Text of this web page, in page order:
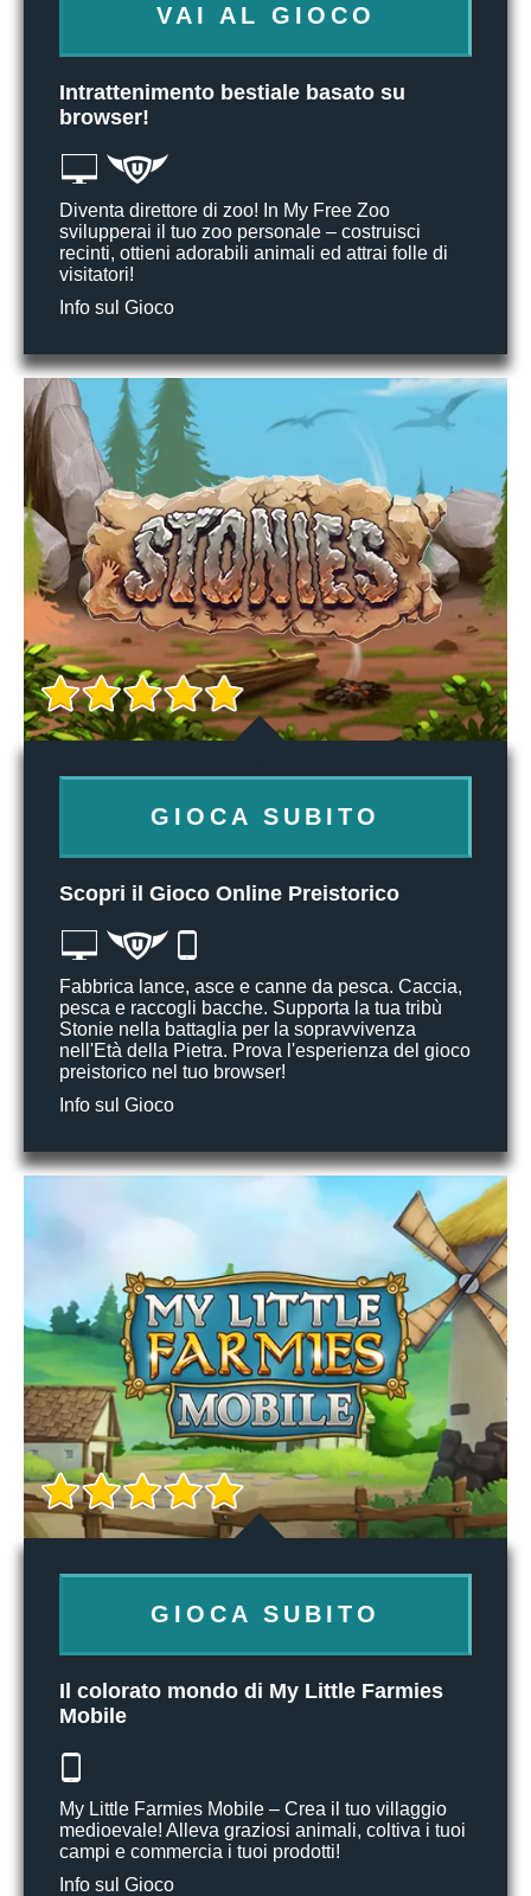
VAI AL GIOCO
Intrattenimento bestiale basato su
browser!
Diventa direttore di zoo! In My Free Zoo
svilupperai il tuo zoo personale – costruisci
recinti, ottieni adorabili animali ed attrai folle di
visitatori!
Info sul Gioco
GIOCA SUBITO
Scopri il Gioco Online Preistorico
Fabbrica lance, asce e canne da pesca. Caccia,
pesca e raccogli bacche. Supporta la tua tribù
Stonie nella battaglia per la sopravvivenza
nell'Età della Pietra. Prova l'esperienza del gioco
preistorico nel tuo browser!
Info sul Gioco
GIOCA SUBITO
Il colorato mondo di My Little Farmies
Mobile
My Little Farmies Mobile – Crea il tuo villaggio
medioevale! Alleva graziosi animali, coltiva i tuoi
campi e commercia i tuoi prodotti!
Info sul Gioco